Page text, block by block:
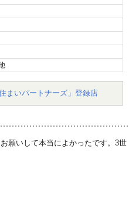
まいパートナーズ」登録店
願いして本当によかったです。3世